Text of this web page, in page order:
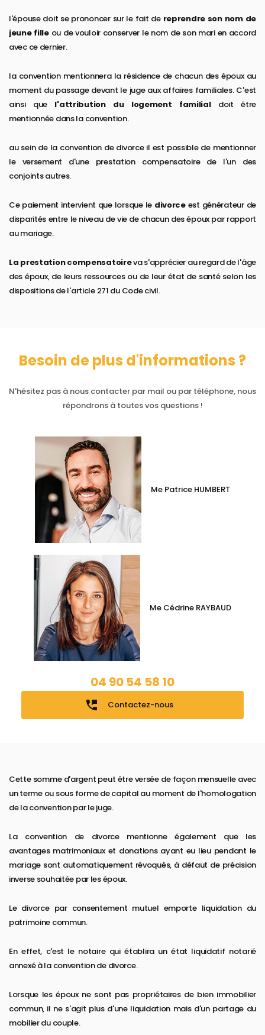
l'épouse doit se prononcer sur le fait de reprendre son nom de
jeune filleou de vouloir conserver le nom de son mari en accord
avec ce dernier.
la convention mentionnera la résidence de chacun des époux au
moment du passage devant le juge aux affaires familiales. C'est
ainsi que l'attribution du logement familialdoit être
mentionnée dans la convention.
au sein de la convention de divorce il est possible de mentionner
le versement d'une prestation compensatoire de l'un des
conjoints autres.
Ce paiement intervient que lorsque le divorceest générateur de
disparités entre le niveau de vie de chacun des époux par rapport
au mariage.
La prestation compensatoireva s'apprécier au regard de l'âge
des époux, de leurs ressources ou de leur état de santé selon les
dispositions de l'article 271 du Code civil.
Besoin de plus d'informations ?
N'hésitez pas à nous contacter par mail ou par téléphone, nous
répondrons à toutes vos questions !
Me Patrice HUMBERT
Me Cédrine RAYBAUD
04 90 54 58 10
perm_phone_msg Contactez-nous
Cette somme d'argent peut être versée de façon mensuelle avec
un terme ou sous forme de capital au moment de l'homologation
de la convention par le juge.
La convention de divorce mentionne également que les
avantages matrimoniaux et donations ayant eu lieu pendant le
mariage sont automatiquement révoqués, à défaut de précision
inverse souhaitée par les époux.
Le divorce par consentement mutuel emporte liquidation du
patrimoine commun.
En effet, c'est le notaire qui établira un état liquidatif notarié
annexé à la convention de divorce.
Lorsque les époux ne sont pas propriétaires de bien immobilier
commun, il ne s'agit plus d'une liquidation mais d'un partage du
mobilier du couple.